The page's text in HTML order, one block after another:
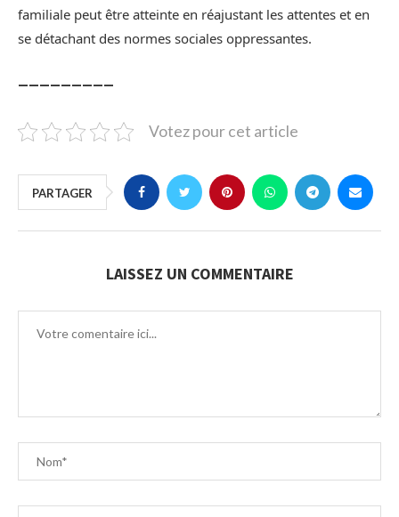
familiale peut être atteinte en réajustant les attentes et en
se détachant des normes sociales oppressantes.
Votez pour cet article
PARTAGER
LAISSEZ UN COMMENTAIRE